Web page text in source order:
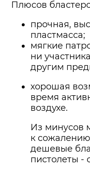
Плюсов
прочная,
пластмасса;
мягкие
ни
другим
хорошая
время
воздухе.
Из минусов
к
дешевые
пистолеты -